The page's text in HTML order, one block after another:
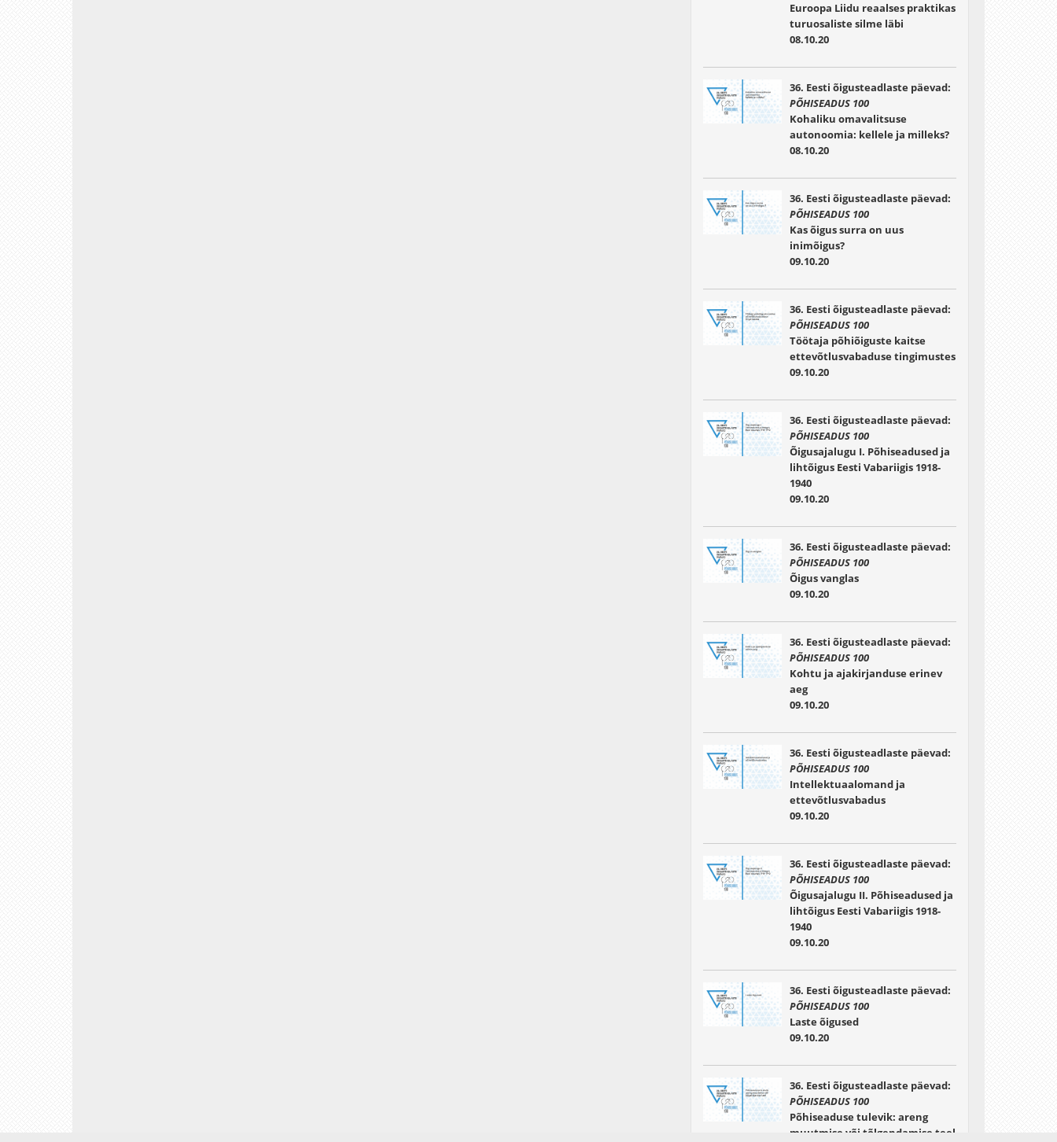
Euroopa Liidu reaalses praktikas
turuosaliste silme läbi
08.10.20
36. Eesti õigusteadlaste päevad:
PÕHISEADUS 100
Kohaliku omavalitsuse
autonoomia: kellele ja milleks?
08.10.20
36. Eesti õigusteadlaste päevad:
PÕHISEADUS 100
Kas õigus surra on uus
inimõigus?
09.10.20
36. Eesti õigusteadlaste päevad:
PÕHISEADUS 100
Töötaja põhiõiguste kaitse
ettevõtlusvabaduse tingimustes
09.10.20
36. Eesti õigusteadlaste päevad:
PÕHISEADUS 100
Õigusajalugu I. Põhiseadused ja
lihtõigus Eesti Vabariigis 1918-
1940
09.10.20
36. Eesti õigusteadlaste päevad:
PÕHISEADUS 100
Õigus vanglas
09.10.20
36. Eesti õigusteadlaste päevad:
PÕHISEADUS 100
Kohtu ja ajakirjanduse erinev
aeg
09.10.20
36. Eesti õigusteadlaste päevad:
PÕHISEADUS 100
Intellektuaalomand ja
ettevõtlusvabadus
09.10.20
36. Eesti õigusteadlaste päevad:
PÕHISEADUS 100
Õigusajalugu II. Põhiseadused ja
lihtõigus Eesti Vabariigis 1918-
1940
09.10.20
36. Eesti õigusteadlaste päevad:
PÕHISEADUS 100
Laste õigused
09.10.20
36. Eesti õigusteadlaste päevad:
PÕHISEADUS 100
Põhiseaduse tulevik: areng
muutmise või tõlgendamise teel